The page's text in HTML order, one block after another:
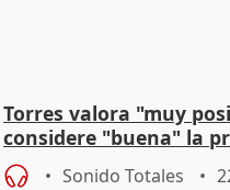
Torres valora "muy
considere "buena" la
Sonido Totales